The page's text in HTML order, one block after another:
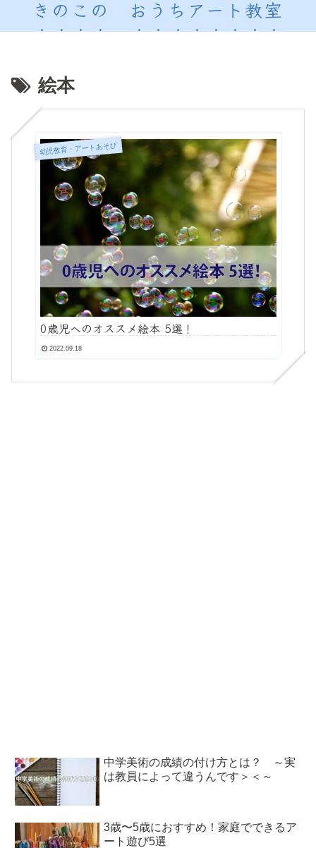
きのこの おうちアート教室
絵本
幼児教育・アートあそび
0歳児へのオススメ絵本 5選！
2022.09.18
中学美術の成績の付け方とは？ ～実
は教員によって違うんです＞＜～
3歳〜5歳におすすめ！家庭でできるア
ート遊び5選